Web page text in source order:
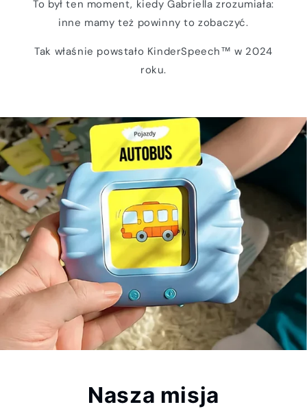
To był ten moment, kiedy Gabriella zrozumiała:
inne mamy też powinny to zobaczyć.
Tak właśnie powstało KinderSpeech™ w 2024
roku.
Nasza misja